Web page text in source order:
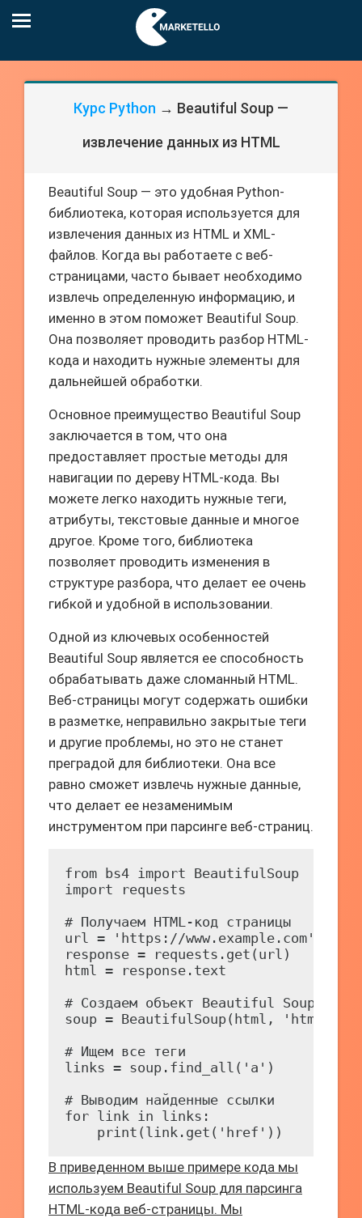
Курс Python → Beautiful Soup —
извлечение данных из HTML
Beautiful Soup — это удобная Python-
библиотека, которая используется для
извлечения данных из HTML и XML-
файлов. Когда вы работаете с веб-
страницами, часто бывает необходимо
извлечь определенную информацию, и
именно в этом поможет Beautiful Soup.
Она позволяет проводить разбор HTML-
кода и находить нужные элементы для
дальнейшей обработки.
Основное преимущество Beautiful Soup
заключается в том, что она
предоставляет простые методы для
навигации по дереву HTML-кода. Вы
можете легко находить нужные теги,
атрибуты, текстовые данные и многое
другое. Кроме того, библиотека
позволяет проводить изменения в
структуре разбора, что делает ее очень
гибкой и удобной в использовании.
Одной из ключевых особенностей
Beautiful Soup является ее способность
обрабатывать даже сломанный HTML.
Веб-страницы могут содержать ошибки
в разметке, неправильно закрытые теги
и другие проблемы, но это не станет
преградой для библиотеки. Она все
равно сможет извлечь нужные данные,
что делает ее незаменимым
инструментом при парсинге веб-страниц.
from bs4 import BeautifulSoup
import requests
# Получаем HTML-код страницы
url = 'https://www.example.com'
response = requests.get(url)
html = response.text
# Создаем объект Beautiful Soup
soup = BeautifulSoup(html,
# Ищем все теги
links = soup.find_all('a')
# Выводим найденные ссылки
for link in links:
    print(link.get('href'))
В приведенном выше примере кода мы
используем Beautiful Soup для парсинга
HTML-кода веб-страницы. Мы